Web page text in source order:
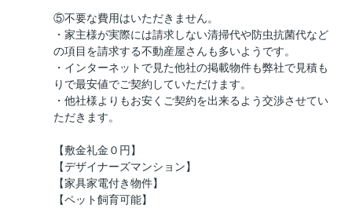
⑤不要な費用はいただきません。
・家主様が実際には請求しない清掃代や防虫抗菌代など
の項目を請求する不動産屋さんも多いようです。
・インターネットで見た他社の掲載物件も弊社で見積も
りで最安値でご契約していただけます。
・他社様よりもお安くご契約を出来るよう交渉させてい
ただきます。
【敷金礼金０円】
【デザイナーズマンション】
【家具家電付き物件】
【ペット飼育可能】